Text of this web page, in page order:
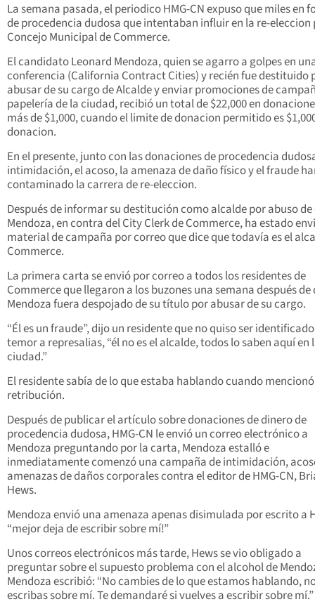
La semana pasada, el periodico HMG-CN expuso que miles en
de procedencia dudosa que intentaban influir en la re-eleccion
Concejo Municipal de Commerce.
El candidato Leonard Mendoza, quien se agarro a golpes en
conferencia (California Contract Cities) y recién fue destituido
abusar de su cargo de Alcalde y enviar promociones de
papelería de la ciudad, recibió un total de $22,000 en
más de $1,000, cuando el limite de donacion permitido es
donacion.
En el presente, junto con las donaciones de procedencia
intimidación, el acoso, la amenaza de daño físico y el fraude
contaminado la carrera de re-eleccion.
Después de informar su destitución como alcalde por abuso
Mendoza, en contra del City Clerk de Commerce, ha estado
material de campaña por correo que dice que todavía es el
Commerce.
La primera carta se envió por correo a todos los residentes de
Commerce que llegaron a los buzones una semana después de
Mendoza fuera despojado de su título por abusar de su cargo.
“Él es un fraude”, dijo un residente que no quiso ser
temor a represalias, “él no es el alcalde, todos lo saben aquí en
ciudad.”
El residente sabía de lo que estaba hablando cuando
retribución.
Después de publicar el artículo sobre donaciones de dinero de
procedencia dudosa, HMG-CN le envió un correo electrónico a
Mendoza preguntando por la carta, Mendoza estalló e
inmediatamente comenzó una campaña de intimidación,
amenazas de daños corporales contra el editor de HMG-CN,
Hews.
Mendoza envió una amenaza apenas disimulada por escrito a
“mejor deja de escribir sobre mí!”
Unos correos electrónicos más tarde, Hews se vio obligado a
preguntar sobre el supuesto problema con el alcohol de
Mendoza escribió: “No cambies de lo que estamos hablando,
escribas sobre mí. Te demandaré si vuelves a escribir sobre mí.”